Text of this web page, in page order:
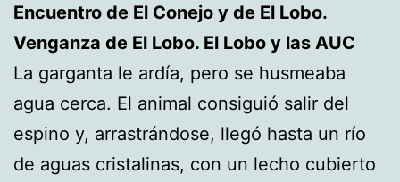
Encuentro de El Conejo y de El Lobo.
Venganza de El Lobo. El Lobo y las AUC
La garganta le ardía, pero se husmeaba
agua cerca. El animal consiguió salir del
espino y, arrastrándose, llegó hasta un río
de aguas cristalinas, con un lecho cubierto